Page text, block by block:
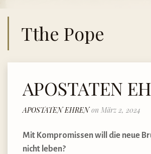
Tthe Pope
APOSTATEN
APOSTATEN EHRENon März 2, 2024
Mit Kompromissen will die neue
nicht leben?